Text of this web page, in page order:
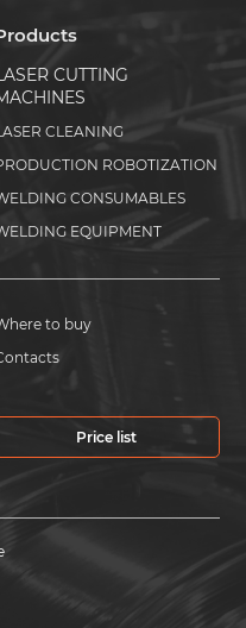
CUTTING
CLEANING
ROBOTIZATION
CONSUMABLES
EQUIPMENT
to buy
Price list